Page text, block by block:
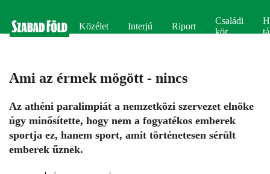
Közélet Interjú Riport
Családi
kör
Ami az érmek mögött - nincs
Az athéni paralimpiát a nemzetközi szervezet elnöke
úgy minősítette, hogy nem a fogyatékos emberek
sportja ez, hanem sport, amit történetesen sérült
emberek űznek.